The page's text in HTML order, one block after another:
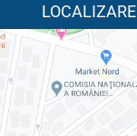
LOCALIZARE